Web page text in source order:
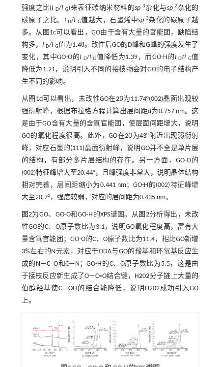
强度之比(I D/I G)来表征碳纳米材料的sp 3杂化与sp 2 杂化的
碳原子之比。 I D/I G值越大，石墨烯中sp 3杂化的碳原子越
多。从 图1c可以看出，GO由于含有大量的官能团，缺陷结
构多， I D/I G值为1.48。改性后GO的D峰和G峰的强度发生了
变化，其中GO-O的I D/I G值降低为1.39，而GO-H的I D/I G值
降低为1.21，说明引入不同的接枝物会对GO的电子结构产
生不同的影响。
从 图1d可以看出，未改性GO在2θ为11.74°(002)晶面出现较
强衍射峰，根据布拉格方程计算出层间距d为0.757 nm。这
是由于GO含有大量的含氧官能团，使层面间距增大，说明
GO的氧化程度很高。此外，GO在2θ为43°附近出现弱衍射
峰，对应石墨的(111)晶面衍射峰，说明GO并不全是单片层
的结构，有部分多片层结构的存在。另一方面，GO-O的
(002)特征峰增大至20.44°，且峰强度非常大，说明晶体结构
相对完善，层间距缩小为0.441 nm；GO-H的(002)特征峰增
大至20.7°，强度较弱，对应的层间距为0.435 nm。
图2为GO、GO-O和GO-H的XPS谱图。从 图2分析得出，未改
性GO的C、O原子数比为3.1，说明GO氧化程度高，富有大
量含氧官能团；GO-O的C、O原子数比为11.4，相比GO新增
3%左右的N元素，对应于ODA与GO的羧基和环氧基反应生
成的N—C=O和C—N；GO-H的C、O原子数比为5.5，这是由
于接枝反应新生成了O—C=O结合键，H202分子链上大量的
伯醇羟基使C—OH的结合能降低，说明H202成功引入GO
上。